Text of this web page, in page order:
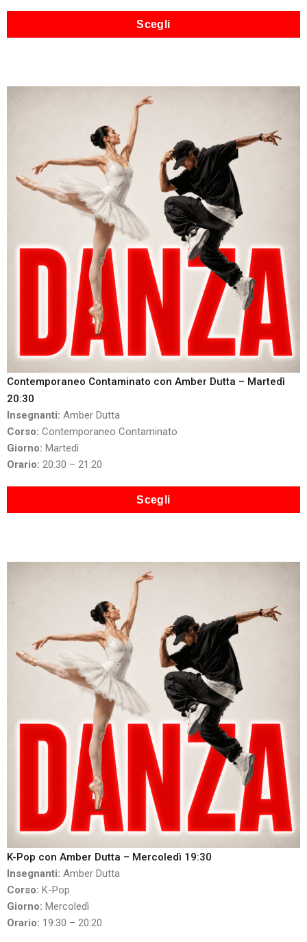
Scegli
Contemporaneo Contaminato con Amber Dutta – Martedì
20:30
Insegnanti: Amber Dutta
Corso: Contemporaneo Contaminato
Giorno: Martedì
Orario: 20:30 – 21:20
Scegli
K-Pop con Amber Dutta – Mercoledì 19:30
Insegnanti: Amber Dutta
Corso: K-Pop
Giorno: Mercoledì
Orario: 19:30 – 20:20